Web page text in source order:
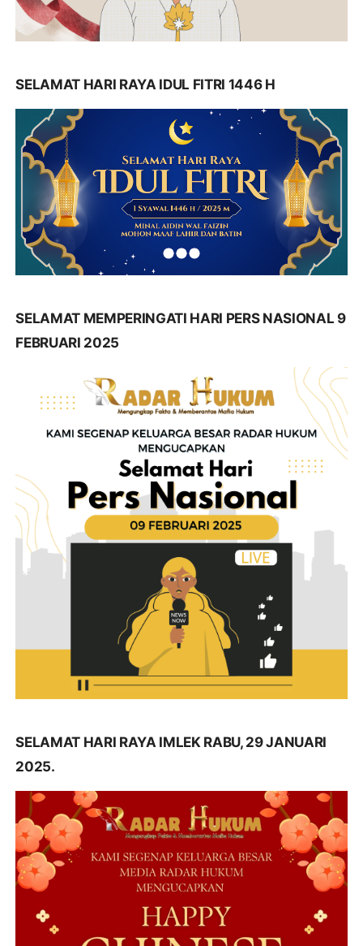
SELAMAT HARI RAYA IDUL FITRI 1446 H
SELAMAT MEMPERINGATI HARI PERS NASIONAL 9
FEBRUARI 2025
SELAMAT HARI RAYA IMLEK RABU, 29 JANUARI
2025.